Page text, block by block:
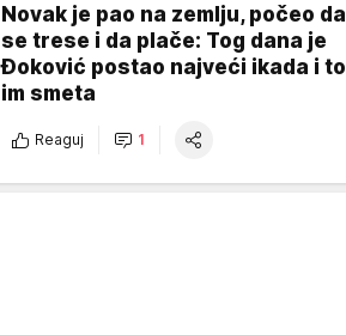
Novak je pao na zemlju, počeo da
se trese i da plače: Tog dana je
Đoković postao najveći ikada i to
im smeta
Reaguj 1